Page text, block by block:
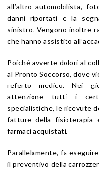
all’altro automobilista,
danni riportati e la
sinistro. Vengono inoltre
che hanno assistito
Poiché avverte dolori al
al Pronto Soccorso, dove
referto medico. Nei
attenzione tutti i
specialistiche, le ricevute
fatture della fisioterapia
farmaci acquistati.
Parallelamente, fa
il preventivo della